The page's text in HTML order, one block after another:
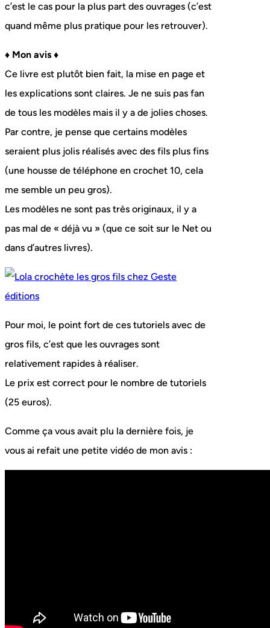
c’est le cas pour la plus part des ouvrages (c’est
quand même plus pratique pour les retrouver).
♦ Mon avis ♦
Ce livre est plutôt bien fait, la mise en page et
les explications sont claires. Je ne suis pas fan
de tous les modèles mais il y a de jolies choses.
Par contre, je pense que certains modèles
seraient plus jolis réalisés avec des fils plus fins
(une housse de téléphone en crochet 10, cela
me semble un peu gros).
Les modèles ne sont pas très originaux, il y a
pas mal de « déjà vu » (que ce soit sur le Net ou
dans d’autres livres).
Pour moi, le point fort de ces tutoriels avec de
gros fils, c’est que les ouvrages sont
relativement rapides à réaliser.
Le prix est correct pour le nombre de tutoriels
(25 euros).
Comme ça vous avait plu la dernière fois, je
vous ai refait une petite vidéo de mon avis :